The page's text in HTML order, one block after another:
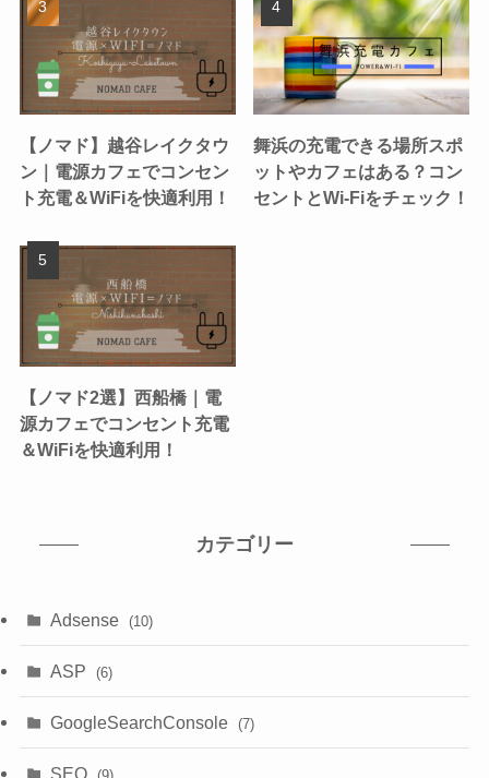
【ノマド】越谷レイクタウ
ン｜電源カフェでコンセン
ト充電＆WiFiを快適利用！
舞浜の充電できる場所スポ
ットやカフェはある？コン
セントとWi-Fiをチェック！
【ノマド2選】西船橋｜電
源カフェでコンセント充電
＆WiFiを快適利用！
カテゴリー
Adsense (10)
ASP (6)
GoogleSearchConsole (7)
SEO